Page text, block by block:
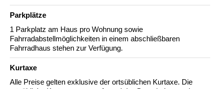
Parkplätze
1 Parkplatz am Haus pro Wohnung sowie
Fahrradabstellmöglichkeiten in einem abschließbaren
Fahrradhaus stehen zur Verfügung.
Kurtaxe
Alle Preise gelten exklusive der ortsüblichen Kurtaxe. Die